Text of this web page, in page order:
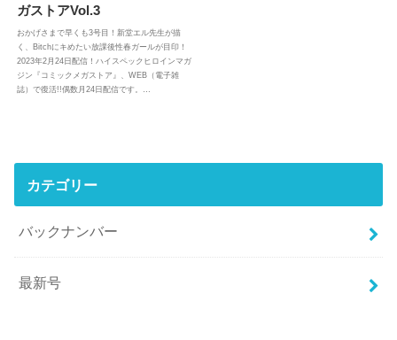
ガストアVol.3
おかげさまで早くも3号目！新堂エル先生が描
く、Bitchにキめたい放課後性春ガールが目印！
2023年2月24日配信！ハイスペックヒロインマガ
ジン『コミックメガストア』、WEB（電子雑
誌）で復活!!偶数月24日配信です。…
カテゴリー
バックナンバー
最新号